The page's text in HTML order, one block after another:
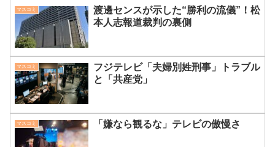
マスコミ
渡邊センスが示した“勝利の流儀”！松
本人志報道裁判の裏側
マスコミ
フジテレビ「夫婦別姓刑事」トラブル
と「共産党」
マスコミ 「嫌なら観るな」テレビの傲慢さ